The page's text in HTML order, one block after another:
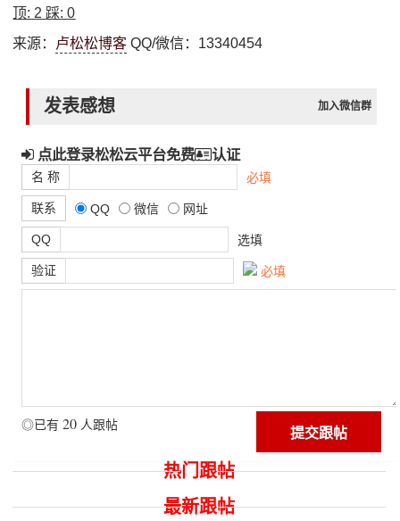
顶: 2 踩:0
来源： 卢松松博客 QQ/微信：13340454
发表感想 加入微信群
点此登录松松云平台免费 认证
名 称 必填
联系 QQ 微信 网址
QQ 选填
验证 必填
◎已有 20 人跟帖
热门跟帖
最新跟帖